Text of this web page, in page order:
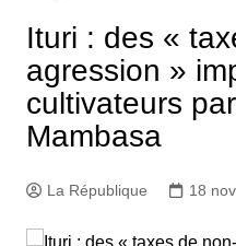
Ituri : des «
agression »
cultivateurs
Mambasa
La République 18